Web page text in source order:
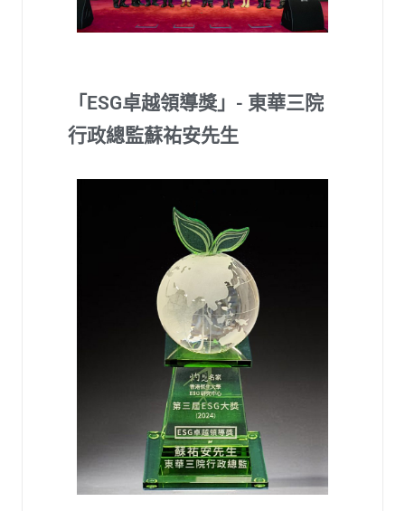
「ESG卓越領導獎」- 東華三院
行政總監蘇祐安先生